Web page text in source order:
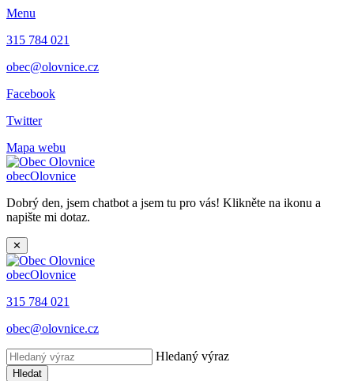
Menu
315 784 021
obec@olovnice.cz
Facebook
Twitter
Mapa webu
obecOlovnice
Dobrý den, jsem chatbot a jsem tu pro vás! Klikněte na ikonu a
napište mi dotaz.
✕
obecOlovnice
315 784 021
obec@olovnice.cz
Hledaný výraz
Hledat